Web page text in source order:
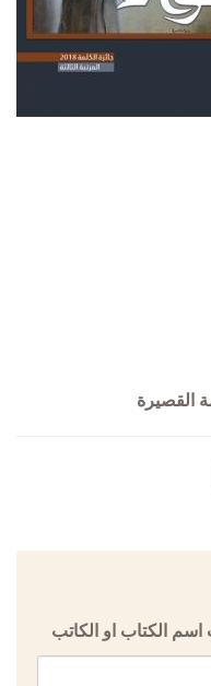
القصيرة
الكتاب او الكاتب